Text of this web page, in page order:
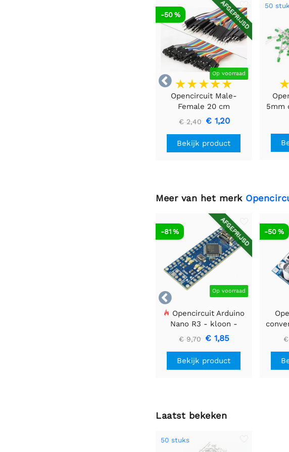

AFGEPRIJSD
Op voorraad
-50 %
Opencircuit Male-
Female 20 cm
bandkabel 40 stuks
€ 2,40 € 1,20
Bekijk product
50
5mm
Meer van het merk

AFGEPRIJSD
Op voorraad
-81 %
Opencircuit Arduino
Nano R3 - kloon -
zonder headers
€ 9,70 € 1,85
Bekijk product
-50 %
Laatst bekeken
50 stuks